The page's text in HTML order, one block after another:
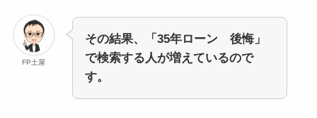
FP土屋
その結果、「35年ローン 後悔」
で検索する人が増えているので
す。